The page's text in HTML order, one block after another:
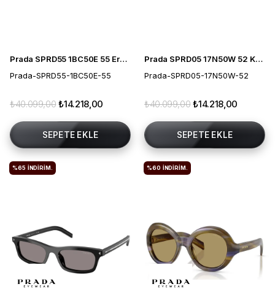
Prada SPRD55 1BC50E 55 Erkek Güneş Gözlüğü
Prada-SPRD55-1BC50E-55
₺14.218,00
₺40.099,00
SEPETE EKLE
Prada SPRD05 17N50W 52 Kadın Güneş Gözlüğü
Prada-SPRD05-17N50W-52
₺14.218,00
₺40.099,00
SEPETE EKLE
%65 İNDIRIM. %60 İNDIRIM.